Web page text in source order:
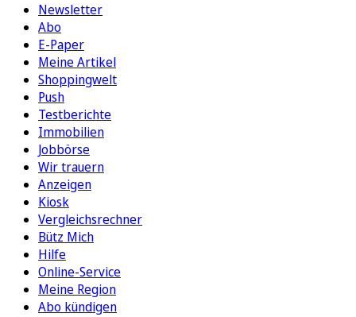
Newsletter
Abo
E-Paper
Meine Artikel
Shoppingwelt
Push
Testberichte
Immobilien
Jobbörse
Wir trauern
Anzeigen
Kiosk
Vergleichsrechner
Bütz Mich
Hilfe
Online-Service
Meine Region
Abo kündigen